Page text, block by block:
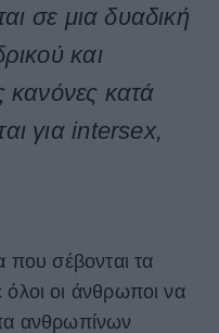
σε μια δυαδική
και
κανόνες κατά
για intersex,
που σέβονται τα
όλοι οι άνθρωποι να
ανθρωπίνων